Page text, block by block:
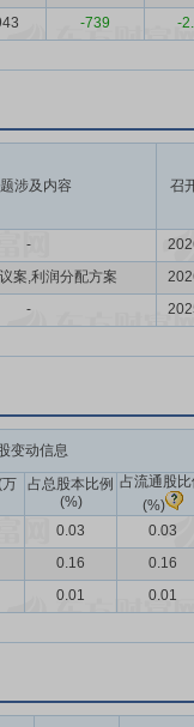
-739 -
涉及内容 召
-
案,利润分配方案
-
变动信息
占总股本比例
(%)
占流通股
(%)
0.03
0.03
0.16
0.16
0.01 0.01